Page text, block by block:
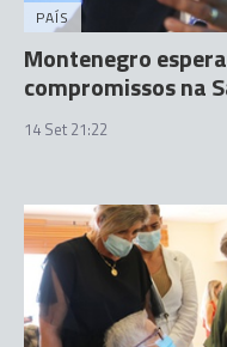
PAÍS
Montenegro
compromissos na
14 Set 21:22